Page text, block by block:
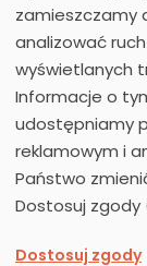
Język hiszpański
Język francuski
Język włoski
Język rosyjski
zamieszczamy
analizować
wyświetlanych
Informacje o
udostępniamy
reklamowym i
Państwo
Dostosuj
Dostosuj zgody